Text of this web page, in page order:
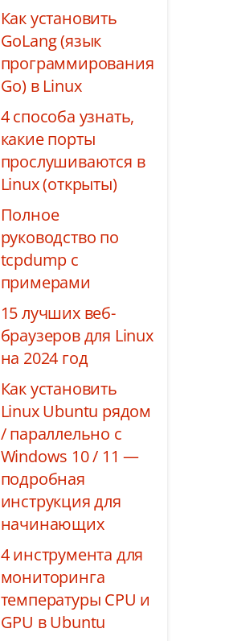
Как установить
GoLang (язык
программирования
Go) в Linux
4 способа узнать,
какие порты
прослушиваются в
Linux (открыты)
Полное
руководство по
tcpdump с
примерами
15 лучших веб-
браузеров для Linux
на 2024 год
Как установить
Linux Ubuntu рядом
/ параллельно с
Windows 10 / 11 —
подробная
инструкция для
начинающих
4 инструмента для
мониторинга
температуры CPU и
GPU в Ubuntu